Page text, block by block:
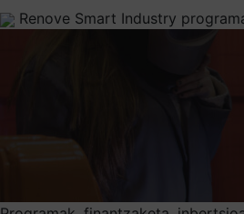
Renove Smart Industry